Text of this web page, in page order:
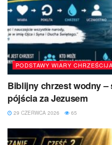
PODSTAWY WIARY
Biblijny chrzest wodny –
pójścia za Jezusem
29 CZERWCA 2026 65